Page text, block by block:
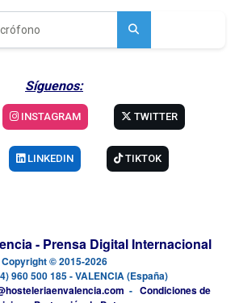
Síguenos:
INSTAGRAM TWITTER
LINKEDIN TIKTOK
- Prensa Digital Internacional
Copyright © 2015-2026
960 500 185 - VALENCIA (España)
- Condiciones de